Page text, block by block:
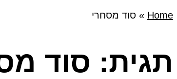
Home
» סוד מסחרי
תגית: סוד